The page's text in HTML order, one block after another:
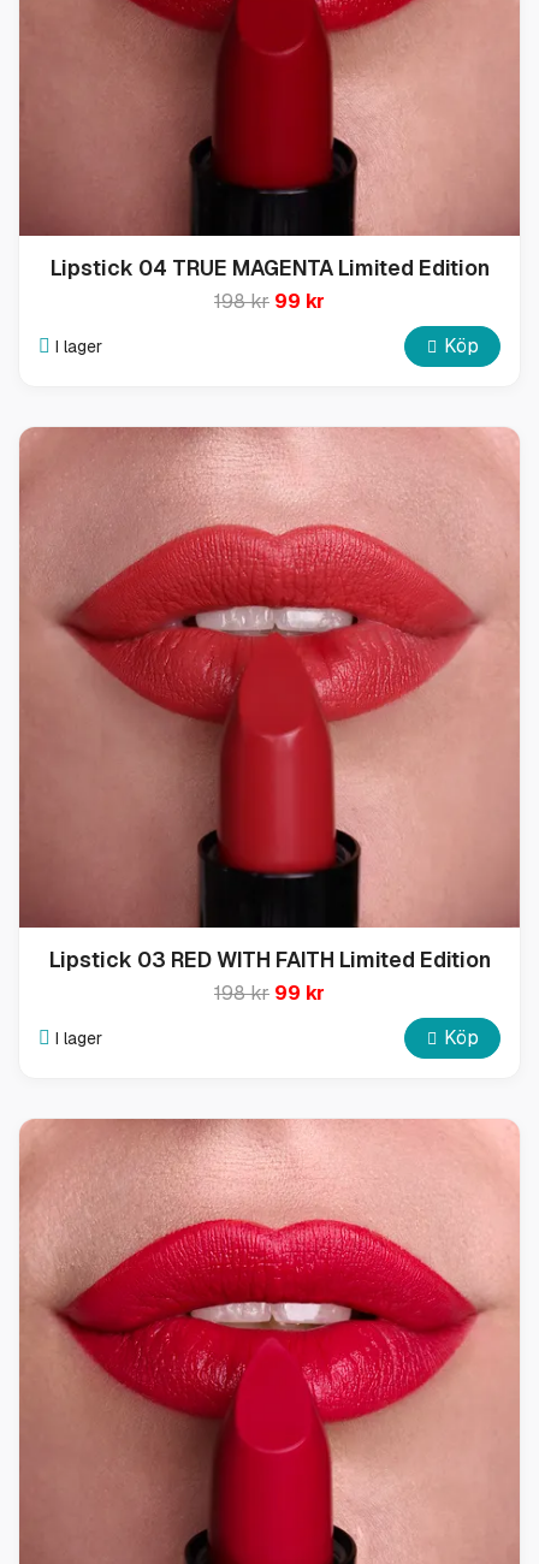
Lipstick 04 TRUE MAGENTA Limited Edition
198 kr 99 kr
I lager Köp
Lipstick 03 RED WITH FAITH Limited Edition
198 kr 99 kr
I lager Köp